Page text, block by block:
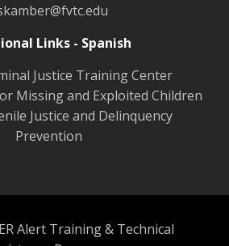
Links - Spanish
Justice Training Center
Missing and Exploited Children
Justice and Delinquency
Prevention
Alert Training & Technical